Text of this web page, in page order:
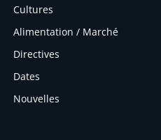
Cultures
Alimentation / Marché
Directives
Dates
Nouvelles